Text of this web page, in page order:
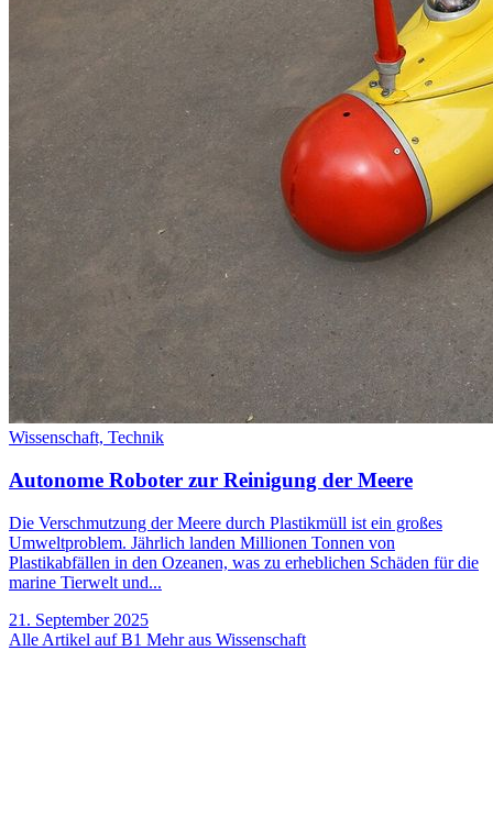
Wissenschaft, Technik
Autonome Roboter zur Reinigung der Meere
Die Verschmutzung der Meere durch Plastikmüll ist ein großes
Umweltproblem. Jährlich landen Millionen Tonnen von
Plastikabfällen in den Ozeanen, was zu erheblichen Schäden für die
marine Tierwelt und...
21. September 2025
Alle Artikel auf B1 Mehr aus Wissenschaft